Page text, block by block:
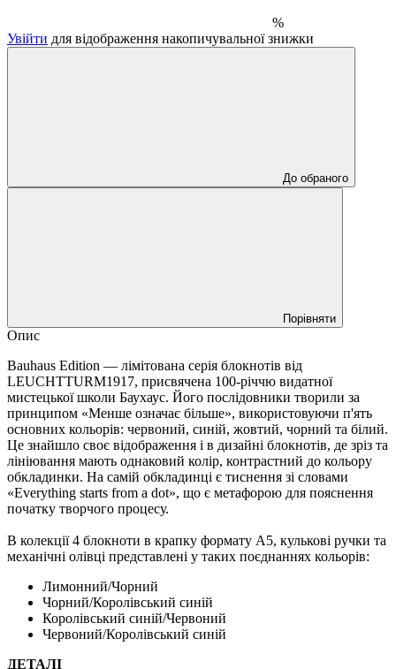
%
Увійти для відображення накопичувальної знижки
До обраного
Порівняти
Опис
Bauhaus Edition — лімітована серія блокнотів від
LEUCHTTURM1917, присвячена 100-річчю видатної
мистецької школи Баухаус. Його послідовники творили за
принципом «Менше означає більше», використовуючи п'ять
основних кольорів: червоний, синій, жовтий, чорний та білий.
Це знайшло своє відображення і в дизайні блокнотів, де зріз та
лініювання мають однаковий колір, контрастний до кольору
обкладинки. На самій обкладинці є тиснення зі словами
«Everything starts from a dot», що є метафорою для пояснення
початку творчого процесу.
В колекції 4 блокноти в крапку формату A5, кулькові ручки та
механічні олівці представлені у таких поєднаннях кольорів:
Лимонний/Чорний
Чорний/Королівський синій
Королівський синій/Червоний
Червоний/Королівський синій
ДЕТАЛІ